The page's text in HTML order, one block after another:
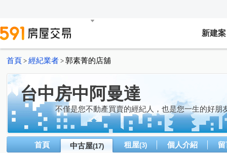
新建案
首頁 > 經紀業者 > 郭素菁的店舖
台中房中阿曼達
不僅是您不動產買賣的經紀人，也是您一生的好朋
首頁 中古屋(17) 租屋(3) 個人介紹